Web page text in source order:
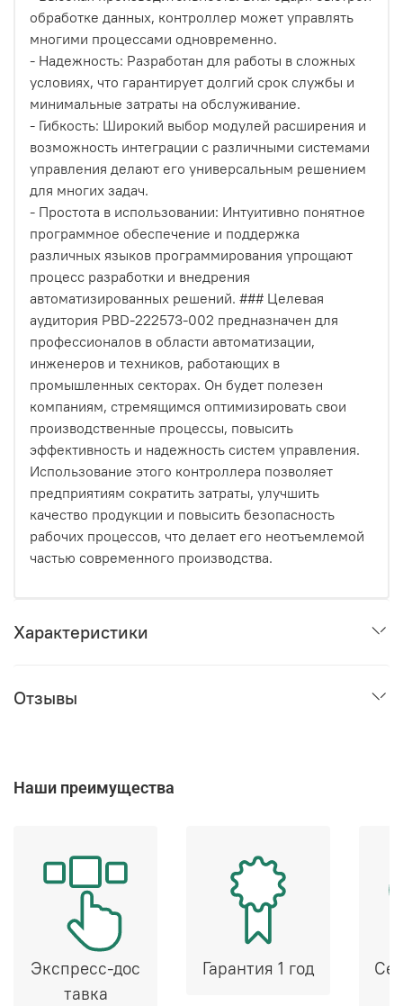
обработке данных, контроллер может управлять
многими процессами одновременно.
- Надежность: Разработан для работы в сложных
условиях, что гарантирует долгий срок службы и
минимальные затраты на обслуживание.
- Гибкость: Широкий выбор модулей расширения и
возможность интеграции с различными системами
управления делают его универсальным решением
для многих задач.
- Простота в использовании: Интуитивно понятное
программное обеспечение и поддержка
различных языков программирования упрощают
процесс разработки и внедрения
автоматизированных решений. ### Целевая
аудитория PBD-222573-002 предназначен для
профессионалов в области автоматизации,
инженеров и техников, работающих в
промышленных секторах. Он будет полезен
компаниям, стремящимся оптимизировать свои
производственные процессы, повысить
эффективность и надежность систем управления.
Использование этого контроллера позволяет
предприятиям сократить затраты, улучшить
качество продукции и повысить безопасность
рабочих процессов, что делает его неотъемлемой
частью современного производства.
Характеристики
Отзывы
Наши преимущества
Экспресс-дос
тавка
Гарантия 1 год